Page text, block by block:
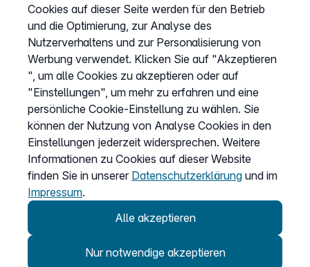
Vertrag widerrufen
Easybell-App
Anleitung
Cookies auf dieser Seite werden für den Betrieb
und die Optimierung, zur Analyse des
Nutzerverhaltens und zur Personalisierung von
Werbung verwendet. Klicken Sie auf "Akzeptieren
", um alle Cookies zu akzeptieren oder auf
"Einstellungen", um mehr zu erfahren und eine
persönliche Cookie-Einstellung zu wählen. Sie
können der Nutzung von Analyse Cookies in den
Einstellungen jederzeit widersprechen. Weitere
Informationen zu Cookies auf dieser Website
finden Sie in unserer Datenschutzerklärung und im
Impressum.
Alle akzeptieren
Nur notwendige akzeptieren